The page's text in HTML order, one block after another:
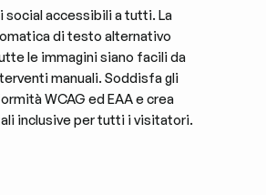
social accessibili a tutti. La
di testo alternativo
le immagini siano facili da
manuali. Soddisfa gli
WCAG ed EAA e crea
inclusive per tutti i visitatori.